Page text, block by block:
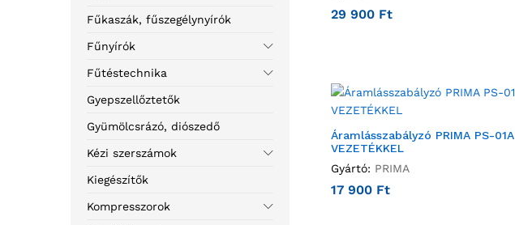
29 900 Ft
Áramlásszabályzó PRIMA PS-01A
VEZETÉKKEL
Gyártó: PRIMA
17 900 Ft
Fűkaszák, fűszegélynyírók
Fűnyírók
Fűtéstechnika
Gyepszellőztetők
Gyümölcsrázó, diószedő
Kézi szerszámok
Kiegészítők
Kompresszorok